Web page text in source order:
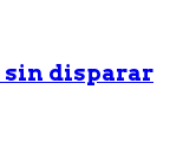
sin disparar